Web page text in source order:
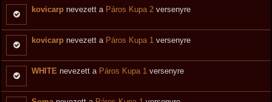
kovicarp nevezett a Páros Kupa 2 versenyre
kovicarp nevezett a Páros Kupa 1 versenyre
WHITE nevezett a Páros Kupa 1 versenyre